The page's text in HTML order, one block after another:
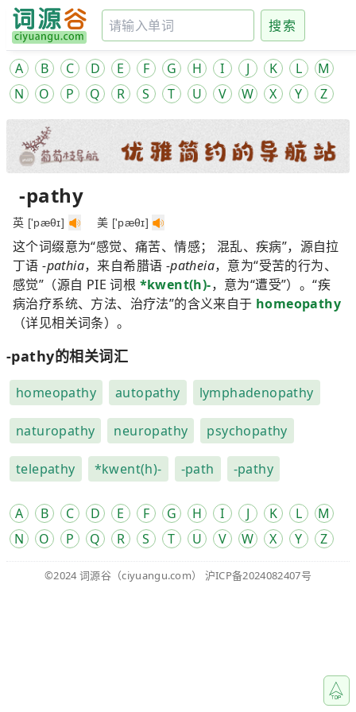
搜索
A B C D E F G H I J K L
M
N
O P Q R S T U V W X Y Z
-pathy
英 ['pæθɪ] 美 ['pæθɪ]
这个词缀意为“感觉、痛苦、情感； 混乱、疾病”，源自拉
丁语-pathia，来自希腊语 -patheia，意为“受苦的行为、
感觉”（源自 PIE 词根 *kwent(h)-，意为“遭受”）。“疾
病治疗系统、方法、治疗法”的含义来自于 homeopathy
（详见相关词条）。
-pathy的相关词汇
homeopathy autopathy lymphadenopathy
naturopathy neuropathy psychopathy
telepathy *kwent(h)- -path -pathy
A B C D E F G H I J K L
M
N
O P Q R S T U V W X Y Z
©2024 词源谷 （ciyuangu.com） 沪ICP备2024082407号